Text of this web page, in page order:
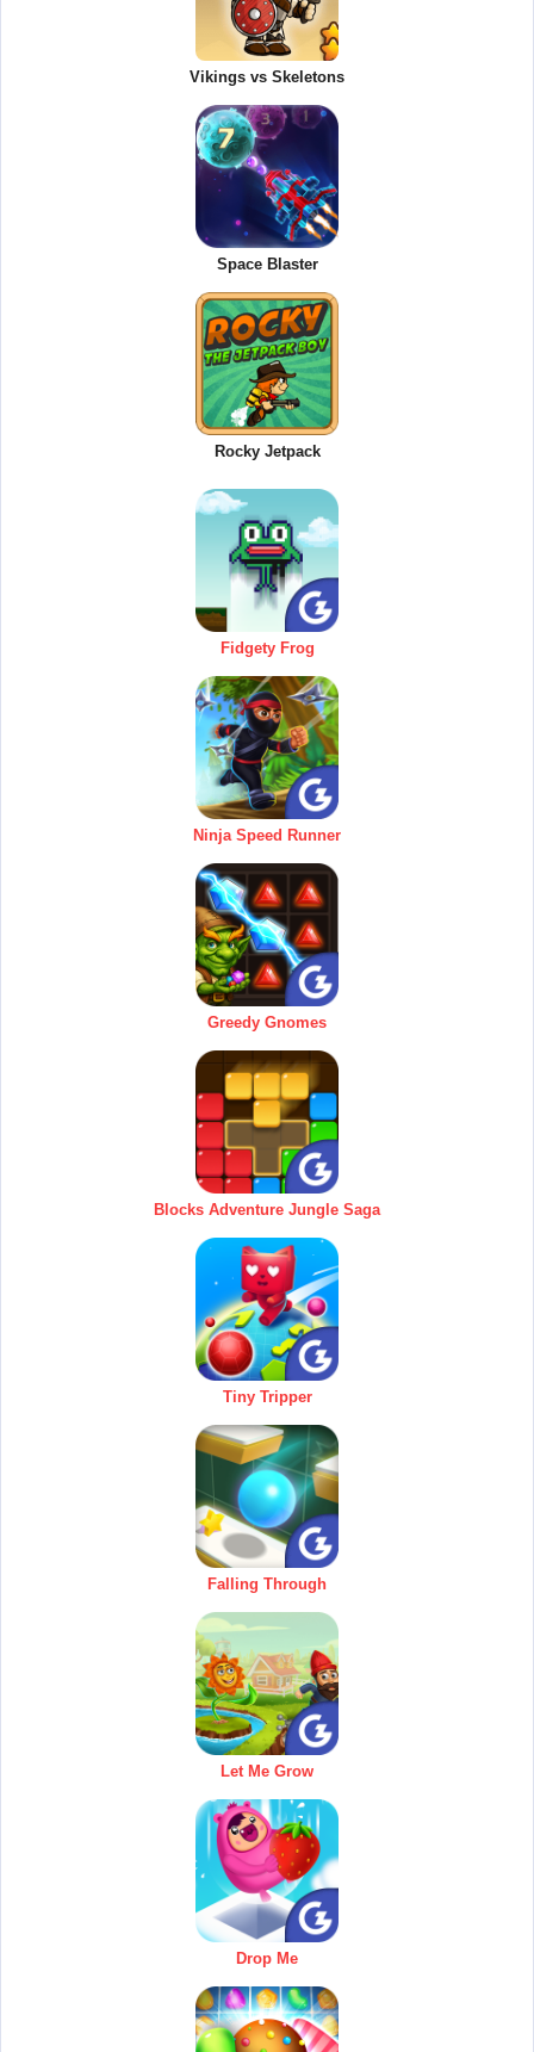
Vikings vs Skeletons
Space Blaster
Rocky Jetpack
Fidgety Frog
Ninja Speed Runner
Greedy Gnomes
Blocks Adventure Jungle Saga
Tiny Tripper
Falling Through
Let Me Grow
Drop Me